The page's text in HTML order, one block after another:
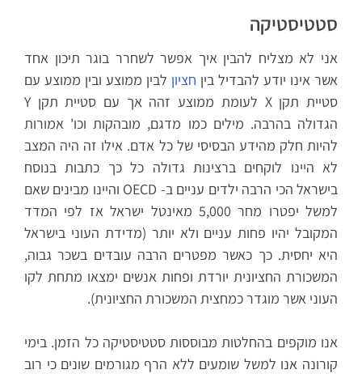
סטטיסטיקה
אני לא מצליח להבין איך אפשר לשחרר בוגר תיכון אחד
אשר אינו יודע להבדיל בין חציון לבין ממוצע ובין ממוצע עם
סטיית תקן X לעומת ממוצע זהה אך עם סטיית תקן Y
הגדולה בהרבה. מילים כמו מדגם, מובהקות וכו' אמורות
להיות חלק מהידע הבסיסי של כל אדם. אילו זה היה המצב
לא היינו לוקחים ברצינות גדולה כל כך כתבות בנוסח
בישראל הכי הרבה ילדים עניים ב- OECD והיינו מבינים שאם
למשל יפטרו מחר 5,000 מאינטל ישראל אז לפי המדד
המקובל יהיו פחות עניים ולא יותר (מדידת העוני בישראל
היא יחסית. כך כאשר מפטרים הרבה עובדים בשכר גבוה,
המשכורת החציונית יורדת ופחות אנשים ימצאו מתחת לקו
העוני אשר מוגדר כמחצית המשכורת החציונית).
אנו מוקפים בהחלטות מבוססות סטטיסטיקה כל הזמן. בימי
קורונה אנו למשל שומעים ללא הרף מגורמים שונים כי רוב